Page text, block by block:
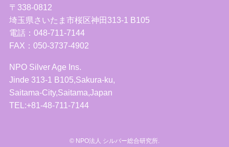
〒338-0812
埼玉県さいたま市桜区神田313-1 B105
電話：048-711-7144
FAX：050-3737-4902
NPO Silver Age Ins.
Jinde 313-1 B105,Sakura-ku,
Saitama-City,Saitama,Japan
TEL:+81-48-711-7144
© NPO法人 シルバー総合研究所.